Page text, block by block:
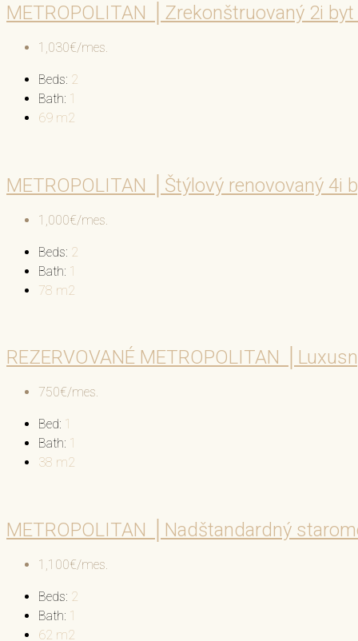
METROPOLITAN │Zrekonštruovaný 2i
1,030€/mes.
Beds: 2
Bath: 1
69 m2
METROPOLITAN │Štýlový renovovaný 4i
1,000€/mes.
Beds: 2
Bath: 1
78 m2
REZERVOVANÉ METROPOLITAN
750€/mes.
Bed: 1
Bath: 1
38 m2
METROPOLITAN │Nadštandardný
1,100€/mes.
Beds: 2
Bath: 1
62 m2